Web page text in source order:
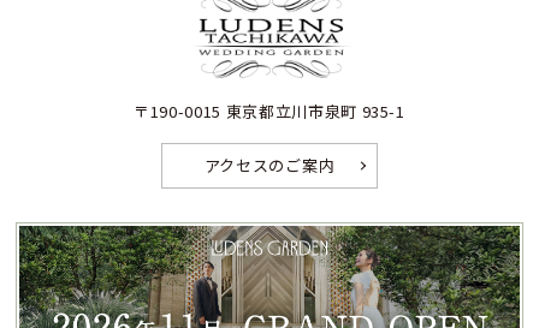
〒190-0015 東京都立川市泉町 935-1
アクセスのご案内